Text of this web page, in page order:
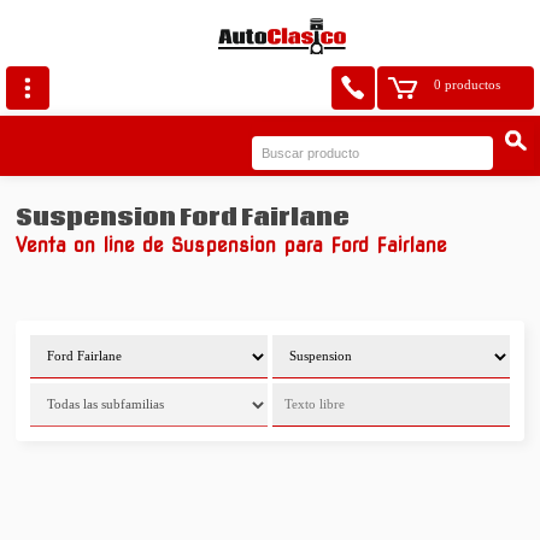
0 productos
Suspension Ford Fairlane
Venta on line de Suspension para Ford Fairlane